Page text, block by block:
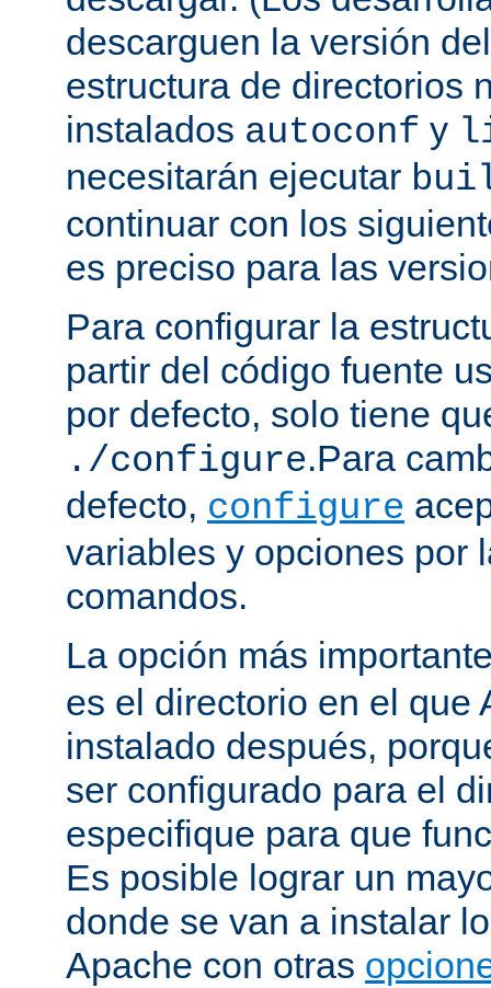
descarguen la versión
estructura de directorios
instalados autoconf y
necesitarán ejecutar
continuar con los
es preciso para las
Para configurar la
partir del código fuente
por defecto, solo tiene
./configure.Para
defecto, configure
variables y opciones por
comandos.
La opción más
es el directorio en el que
instalado después,
ser configurado para el
especifique para que
Es posible lograr un
donde se van a instalar
Apache con otras